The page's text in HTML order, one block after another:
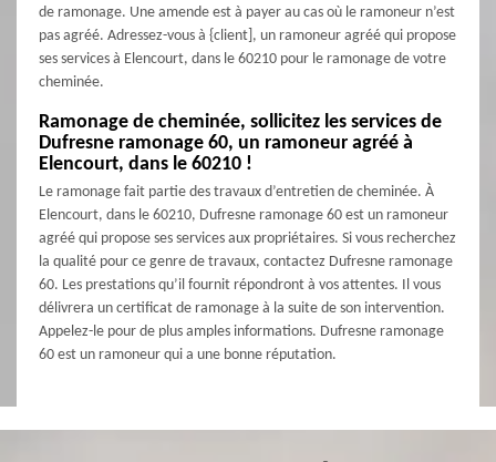
de ramonage. Une amende est à payer au cas où le ramoneur n’est
pas agréé. Adressez-vous à {client], un ramoneur agréé qui propose
ses services à Elencourt, dans le 60210 pour le ramonage de votre
cheminée.
Ramonage de cheminée, sollicitez les services de
Dufresne ramonage 60, un ramoneur agréé à
Elencourt, dans le 60210 !
Le ramonage fait partie des travaux d’entretien de cheminée. À
Elencourt, dans le 60210, Dufresne ramonage 60 est un ramoneur
agréé qui propose ses services aux propriétaires. Si vous recherchez
la qualité pour ce genre de travaux, contactez Dufresne ramonage
60. Les prestations qu’il fournit répondront à vos attentes. Il vous
délivrera un certificat de ramonage à la suite de son intervention.
Appelez-le pour de plus amples informations. Dufresne ramonage
60 est un ramoneur qui a une bonne réputation.